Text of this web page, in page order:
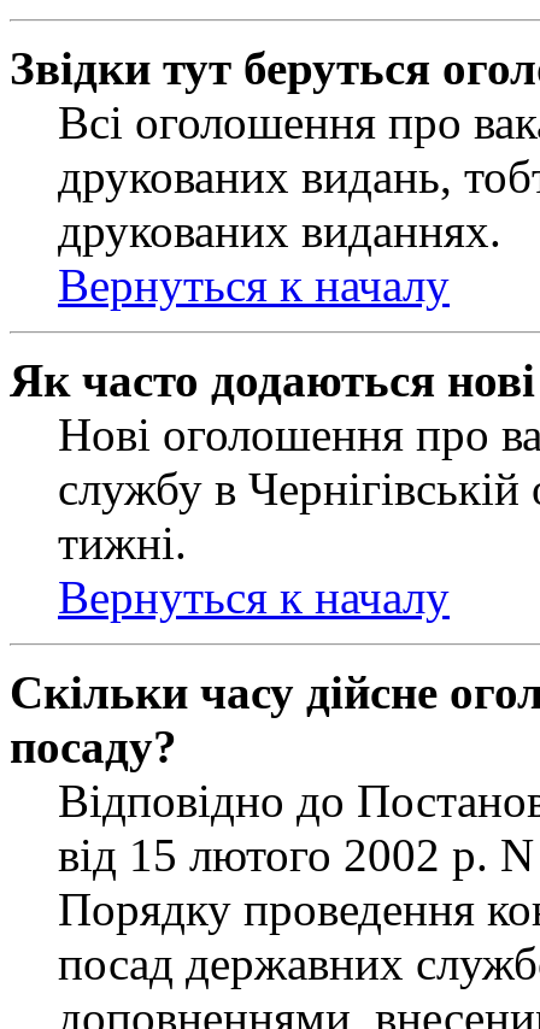
Звідки тут беруться
Всі оголошення про
друкованих видань,
друкованих виданнях.
Вернуться к началу
Як часто додаються
Нові оголошення про
службу в
тижні.
Вернуться к началу
Скільки часу дійсне
посаду?
Відповідно до
від 15 лютого 2002 р.
Порядку проведення
посад державних
доповненнями,